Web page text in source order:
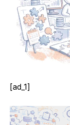
[ad_1]